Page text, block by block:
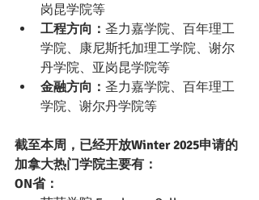
岗昆学院等
工程方向： 圣力嘉学院、百年理工
学院、康尼斯托加理工学院、谢尔
丹学院、亚岗昆学院等
金融方向： 圣力嘉学院、百年理工
学院、谢尔丹学院等
截至本周，已经开放Winter 2025申请的
加拿大热门学院主要有：
ON省：